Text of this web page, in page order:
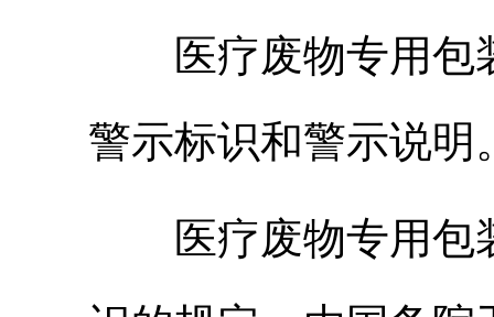
医疗废物专用
警示标识和警示说明
医疗废物专用